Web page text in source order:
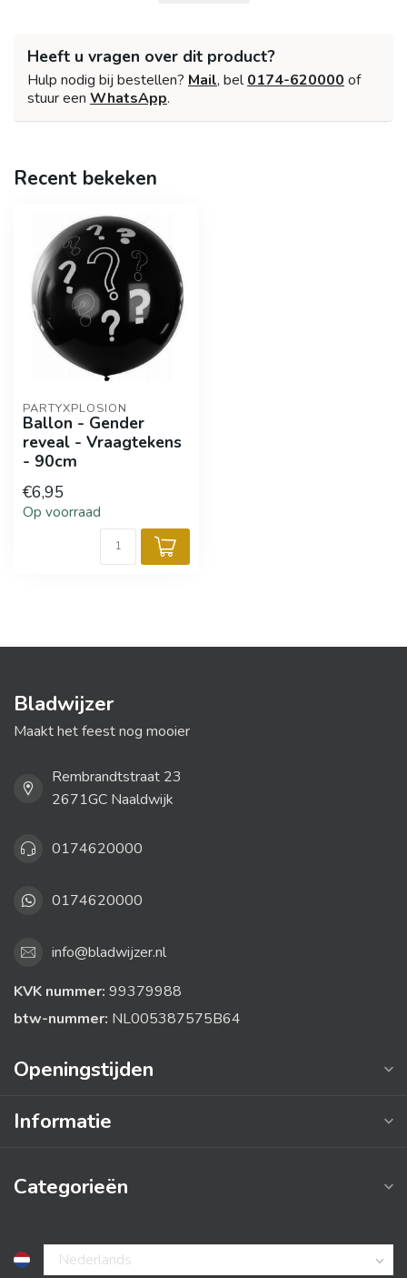
Heeft u vragen over dit product?
Hulp nodig bij bestellen? Mail, bel0174-620000 of
stuur een WhatsApp.
Recent bekeken
PARTYXPLOSION
Ballon - Gender
reveal - Vraagtekens
- 90cm
€6,95
Op voorraad
Bladwijzer
Maakt het feest nog mooier
Rembrandtstraat 23
2671GC Naaldwijk
0174620000
0174620000
info@bladwijzer.nl
KVK nummer: 99379988
btw-nummer: NL005387575B64
Openingstijden
Informatie
Categorieën